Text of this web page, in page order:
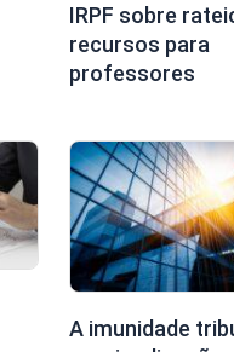
IRPF sobre
recursos para
professores
A imunidade